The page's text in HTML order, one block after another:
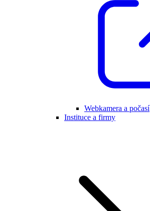
Webkamera a počasí
Instituce a firmy